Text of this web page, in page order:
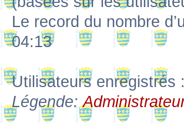
Le record du nombre
04:13
Utilisateurs enregistrés
Légende: